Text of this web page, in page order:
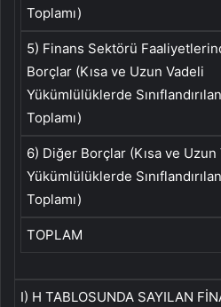
Toplamı)
5) Finans Sektörü
Borçlar (Kısa ve Uzun Vadeli
Yükümlülüklerde
Toplamı)
6) Diğer Borçlar (Kısa ve Uzun
Yükümlülüklerde
Toplamı)
TOPLAM
I) H TABLOSUNDA SAYILAN